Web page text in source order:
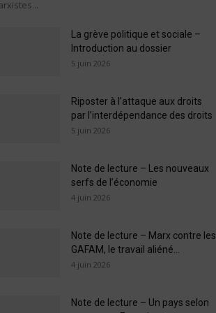
La grève politique et sociale –
Introduction au dossier
5 juin 2026
Riposter à l’attaque aux droits
par l’interdépendance des droits
5 juin 2026
Note de lecture – Les nouveaux
serfs de l’économie
4 juin 2026
Note de lecture – Marx contre les
GAFAM, le travail aliéné...
4 juin 2026
Note de lecture – Un pays selon